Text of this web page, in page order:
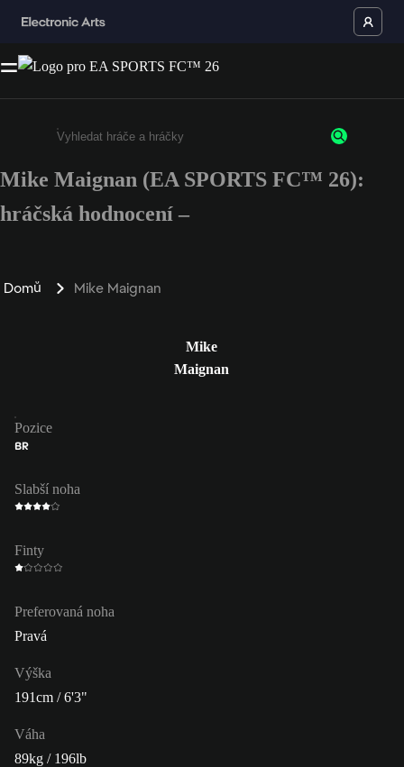
Enter a minimum of 3 characters or numbers
Mike Maignan (EA SPORTS FC™ 26):
hráčská hodnocení –
Domů Mike Maignan
Mike
Maignan
Pozice
BR
Slabší noha
Finty
Preferovaná noha
Pravá
Výška
191cm / 6'3"
Váha
89kg / 196lb